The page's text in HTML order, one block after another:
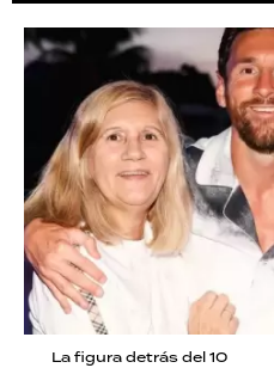
La figura detrás del 10